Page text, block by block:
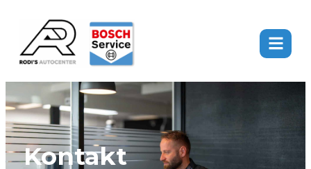
Kontakt